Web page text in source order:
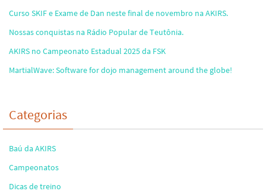
Curso SKIF e Exame de Dan neste final de novembro na AKIRS.
Nossas conquistas na Rádio Popular de Teutônia.
AKIRS no Campeonato Estadual 2025 da FSK
MartialWave: Software for dojo management around the globe!
Categorias
Baú da AKIRS
Campeonatos
Dicas de treino